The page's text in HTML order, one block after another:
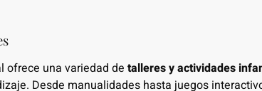
ofrece una variedad de talleres y actividades
Desde manualidades hasta juegos